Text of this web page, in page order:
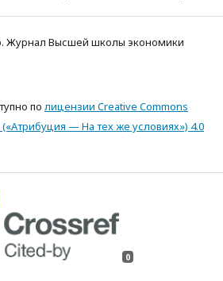
Журнал Высшей школы экономики
по лицензии Creative Commons
— На тех же условиях») 4.0
0